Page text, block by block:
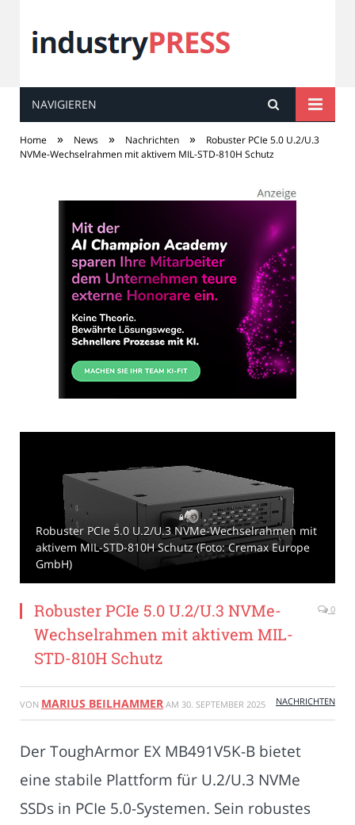
industryPRESS
NAVIGIEREN
Home » News » Nachrichten »
Robuster PCIe 5.0 U.2/U.3
NVMe-Wechselrahmen mit aktivem MIL-STD-810H Schutz
Robuster PCIe 5.0 U.2/U.3 NVMe-Wechselrahmen mit
aktivem MIL-STD-810H Schutz (Foto: Cremax Europe
GmbH)
Robuster PCIe 5.0 U.2/U.3 NVMe-
Wechselrahmen mit aktivem MIL-
STD-810H Schutz
0
VON MARIUS BEILHAMMER AM 30. SEPTEMBER 2025 NACHRICHTEN
Der ToughArmor EX MB491V5K-B bietet
eine stabile Plattform für U.2/U.3 NVMe
SSDs in PCIe 5.0-Systemen. Sein robustes